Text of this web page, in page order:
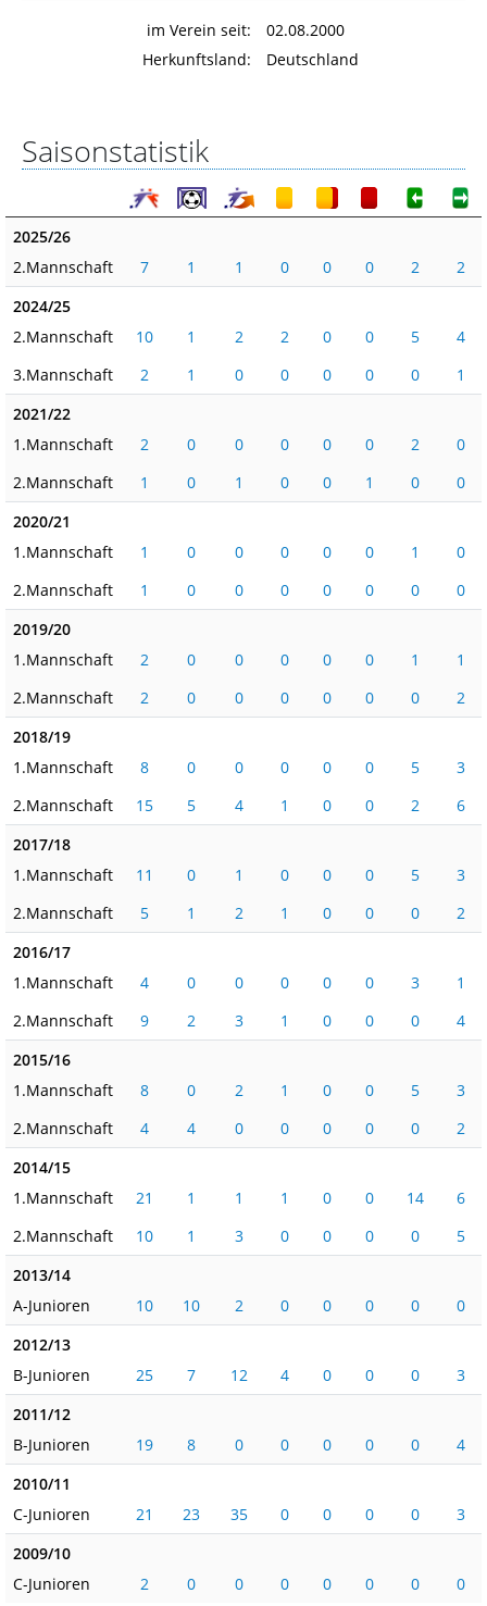
im Verein seit:
02.08.2000
Herkunftsland:
Deutschland
Saisonstatistik
2025/26
2.Mannschaft
7 1 1 0 0 0 2
2
2024/25
2.Mannschaft
10 1 2 2 0 0 5
4
3.Mannschaft
2 1 0 0 0 0 0
1
2021/22
1.Mannschaft
2 0 0 0 0 0 2
0
2.Mannschaft
1 0 1 0 0 1 0
0
2020/21
1.Mannschaft
1 0 0 0 0 0 1
0
2.Mannschaft
1 0 0 0 0 0 0
0
2019/20
1.Mannschaft
2 0 0 0 0 0 1
1
2.Mannschaft
2 0 0 0 0 0 0
2
2018/19
1.Mannschaft
8 0 0 0 0 0 5
3
2.Mannschaft
15 5 4 1 0 0 2
6
2017/18
1.Mannschaft
11 0 1 0 0 0 5
3
2.Mannschaft
5 1 2 1 0 0 0
2
2016/17
1.Mannschaft
4 0 0 0 0 0 3
1
2.Mannschaft
9 2 3 1 0 0 0
4
2015/16
1.Mannschaft
8 0 2 1 0 0 5
3
2.Mannschaft
4 4 0 0 0 0 0
2
2014/15
1.Mannschaft
21 1 1 1 0 0 14
6
2.Mannschaft
10 1 3 0 0 0 0
5
2013/14
A-Junioren
10 10 2 0 0 0 0
0
2012/13
B-Junioren
25 7 12 4 0 0 0
3
2011/12
B-Junioren
19 8 0 0 0 0 0
4
2010/11
C-Junioren
21 23 35 0 0 0 0
3
2009/10
C-Junioren
2 0 0 0 0 0 0 0